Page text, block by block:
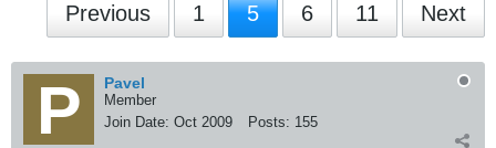
Previous 1 5 6 11 Next
Pavel
Member
Join Date: Oct 2009 Posts: 155